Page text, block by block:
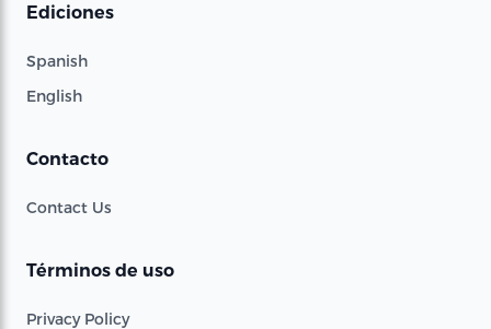
Ediciones
Spanish
English
Contacto
Contact Us
Términos de uso
Privacy Policy